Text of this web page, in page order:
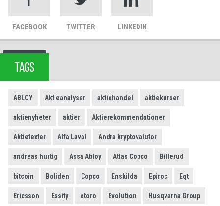
FACEBOOK TWITTER LINKEDIN
TAGS
ABLOY Aktieanalyser aktiehandel aktiekurser
aktienyheter aktier Aktierekommendationer
Aktietexter Alfa Laval Andra kryptovalutor
andreas hurtig Assa Abloy Atlas Copco Billerud
bitcoin Boliden Copco Enskilda Epiroc Eqt
Ericsson Essity etoro Evolution Husqvarna Group